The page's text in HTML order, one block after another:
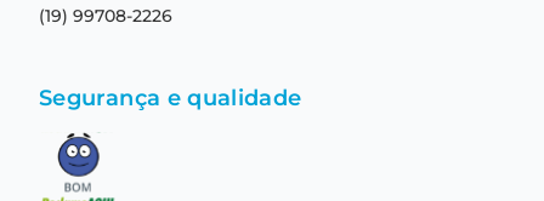
(19) 99708-2226
Segurança e qualidade